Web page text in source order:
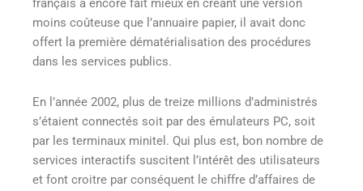
français a encore fait mieux en créant une version
moins coûteuse que l’annuaire papier, il avait donc
offert la première dématérialisation des procédures
dans les services publics.
En l’année 2002, plus de treize millions d’administrés
s’étaient connectés soit par des émulateurs PC, soit
par les terminaux minitel. Qui plus est, bon nombre de
services interactifs suscitent l’intérêt des utilisateurs
et font croitre par conséquent le chiffre d’affaires de